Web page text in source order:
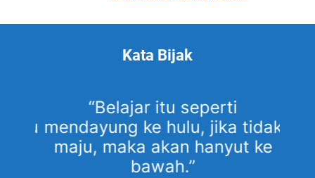
Kata Bijak
“Belajar itu seperti
mendayung ke hulu, jika tidak
maju, maka akan hanyut ke
bawah.”